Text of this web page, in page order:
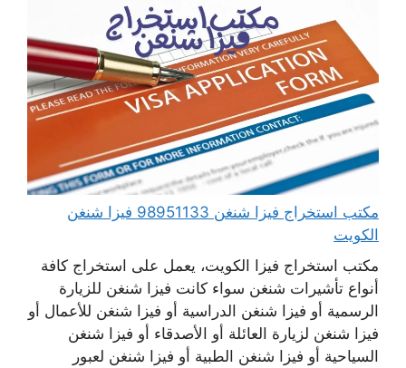
مكتب استخراج فيزا شنغن 98951133 فيزا شنغن
الكويت
مكتب استخراج فيزا الكويت، يعمل على استخراج كافة
أنواع تأشيرات شنغن سواء كانت فيزا شنغن للزيارة
الرسمية أو فيزا شنغن الدراسية أو فيزا شنغن للأعمال أو
فيزا شنغن لزيارة العائلة أو الأصدقاء أو فيزا شنغن
السياحية أو فيزا شنغن الطبية أو فيزا شنغن لعبور